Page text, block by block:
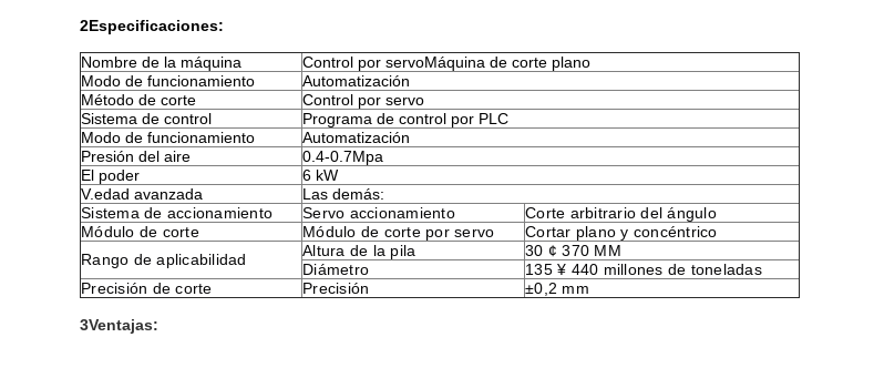
2Especificaciones:
Nombre de la máquina Control por servoMáquina de corte plano
Modo de funcionamiento
Automatización
Método de corte
Control por servo
Sistema de control
Programa de control por PLC
Modo de funcionamiento
Automatización
Presión del aire
0.4-0.7Mpa
El poder
6 kW
V.edad avanzada
Las demás:
Sistema de accionamiento
Servo accionamiento
Corte arbitrario del ángulo
Módulo de corte
Módulo de corte por servo
Cortar plano y concéntrico
Rango de aplicabilidad
Altura de la pila
30 ¢ 370 MM
Diámetro
135 ¥ 440 millones de toneladas
Precisión de corte
Precisión ±0,2 mm
3Ventajas: